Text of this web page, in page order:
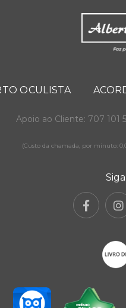
OCULISTA
Apoio ao Cliente: 707 101
(Custo da chamada, por minuto: